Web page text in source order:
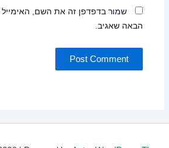
שמור בדפדפן זה את השם,
הבאה שאגיב.